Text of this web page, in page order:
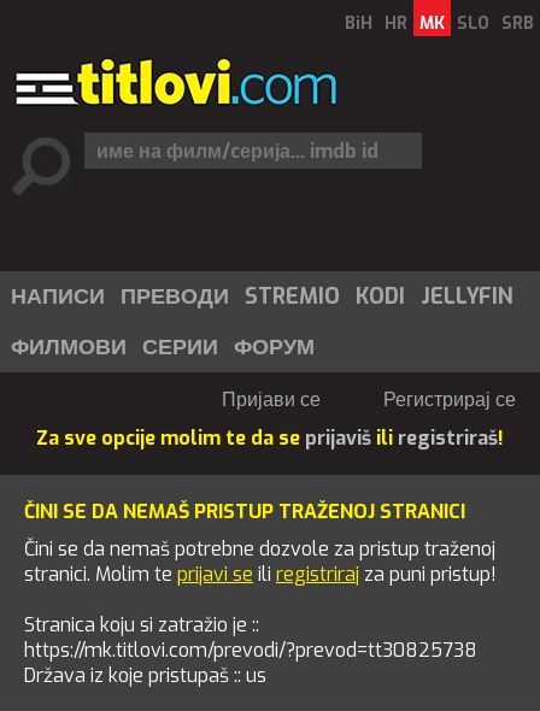
BiH HR MK SLO SRB
НАПИСИ ПРЕВОДИ STREMIO KODI
JELLYFIN
ФИЛМОВИ СЕРИИ ФОРУМ
Пријави се
Регистрирај се
Za sve opcije molim te da se prijaviš ili registriraš!
ČINI SE DA NEMAŠ PRISTUP TRAŽENOJ STRANICI
Čini se da nemaš potrebne dozvole za pristup traženoj
stranici. Molim te prijavi se ili registriraj za puni pristup!
Stranica koju si zatražio je ::
https://mk.titlovi.com/prevodi/?prevod=tt30825738
Država iz koje pristupaš :: us